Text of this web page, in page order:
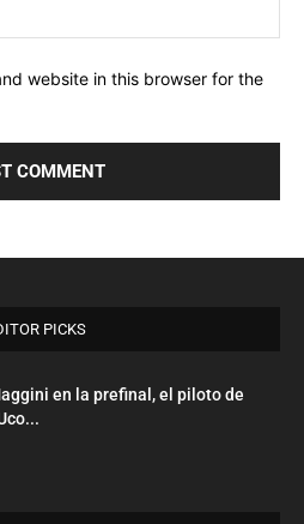
website in this browser for the
PICKS
en la prefinal, el piloto de